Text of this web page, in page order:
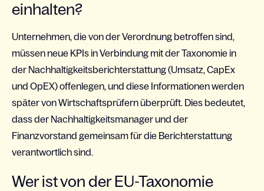
einhalten?
Unternehmen, die von der Verordnung betroffen sind,
müssen neue KPIs in Verbindung mit der Taxonomie in
der Nachhaltigkeitsberichterstattung (Umsatz, CapEx
und OpEX) offenlegen, und diese Informationen werden
später von Wirtschaftsprüfern überprüft. Dies bedeutet,
dass der Nachhaltigkeitsmanager und der
Finanzvorstand gemeinsam für die Berichterstattung
verantwortlich sind.
Wer ist von der EU-Taxonomie